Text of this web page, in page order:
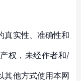
真实性、准确性和
权，未经作者和/
其他方式使用本网